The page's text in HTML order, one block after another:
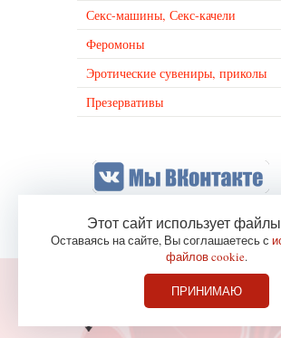
Секс-машины, Секс-качели
Феромоны
Эротические сувениры, приколы
Презервативы
© 2007-2021
Магазин
Этот сайт использует
Оставаясь на сайте, Вы соглашаетесь с
файлов cookie.
ПРИНИМАЮ